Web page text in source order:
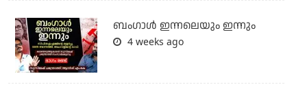
ബംഗാള്‍ ഇന്നലെയും ഇന്നും
4 weeks ago